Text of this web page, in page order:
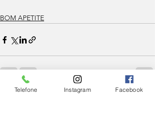
BOM APETITE
Posts Relacionados Ver tudo
Telefone Instagram Facebook